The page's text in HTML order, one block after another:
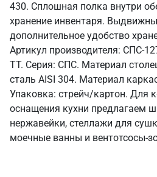
430. Сплошная полка внутри
хранение инвентаря.
дополнительное удобство
Артикул производителя: СПС-
ТТ. Серия: СПС. Материал
сталь AISI 304. Материал
Упаковка: стрейч/картон. Для
оснащения кухни предлагаем
нержавейки, стеллажи для
моечные ванны и вентотсосы-